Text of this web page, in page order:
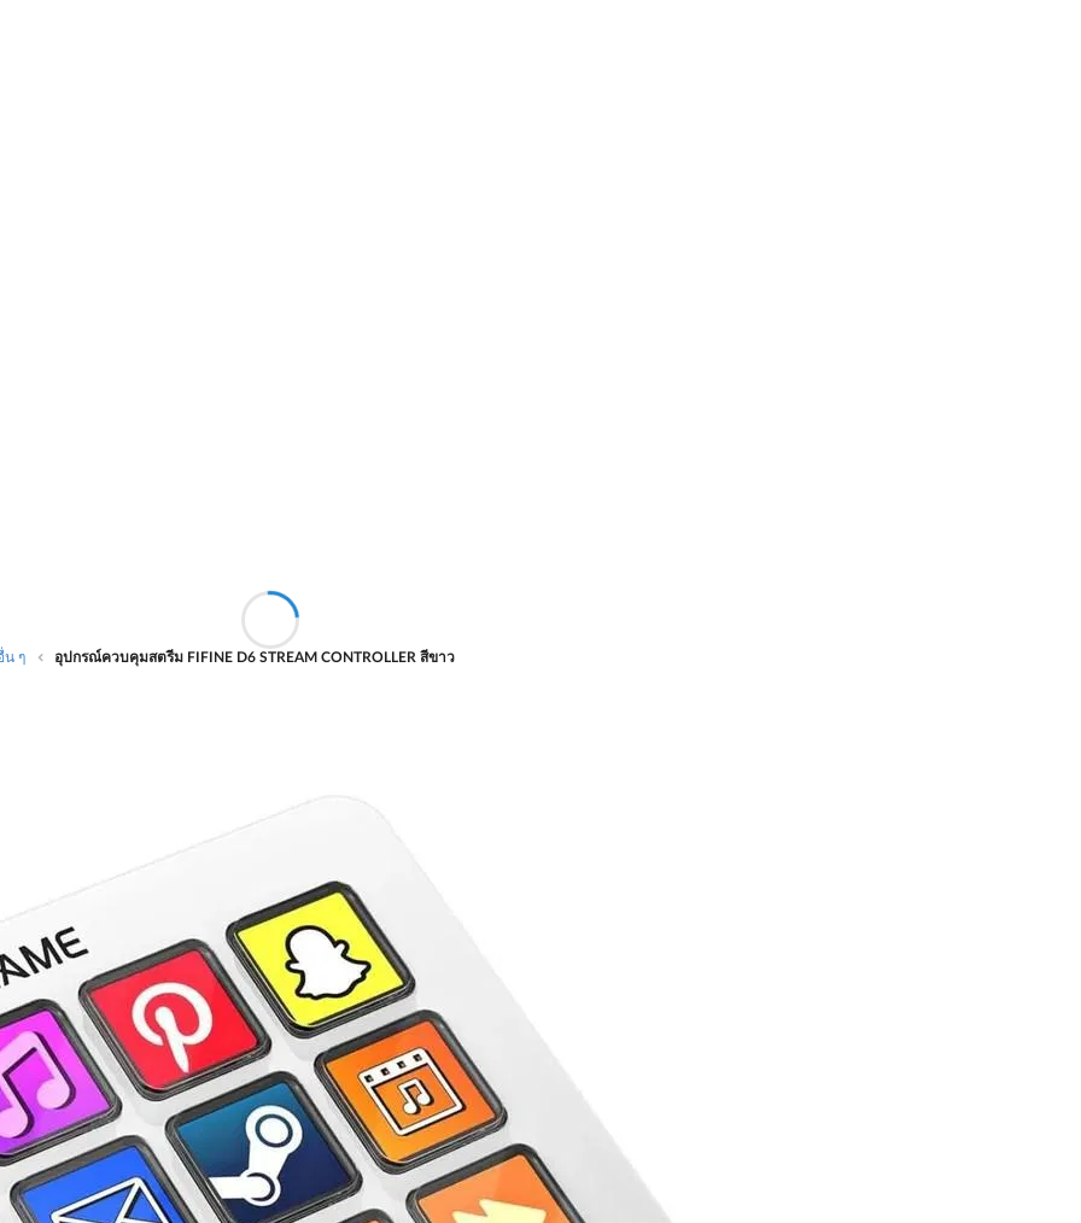
น ๆ อุปกรณ์ควบคุมสตรีม FIFINE D6 STREAM CONTROLLER สีขาว